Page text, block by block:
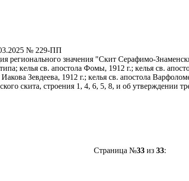
№ 229-ПП
регионального значения "Скит Серафимо-
келья св. апостола Фомы, 1912 г.; келья св.
Зевдеева, 1912 г.; келья св. апостола
скита, строения 1, 4, 6, 5, 8, и об утверждении
Страница №33из 33: